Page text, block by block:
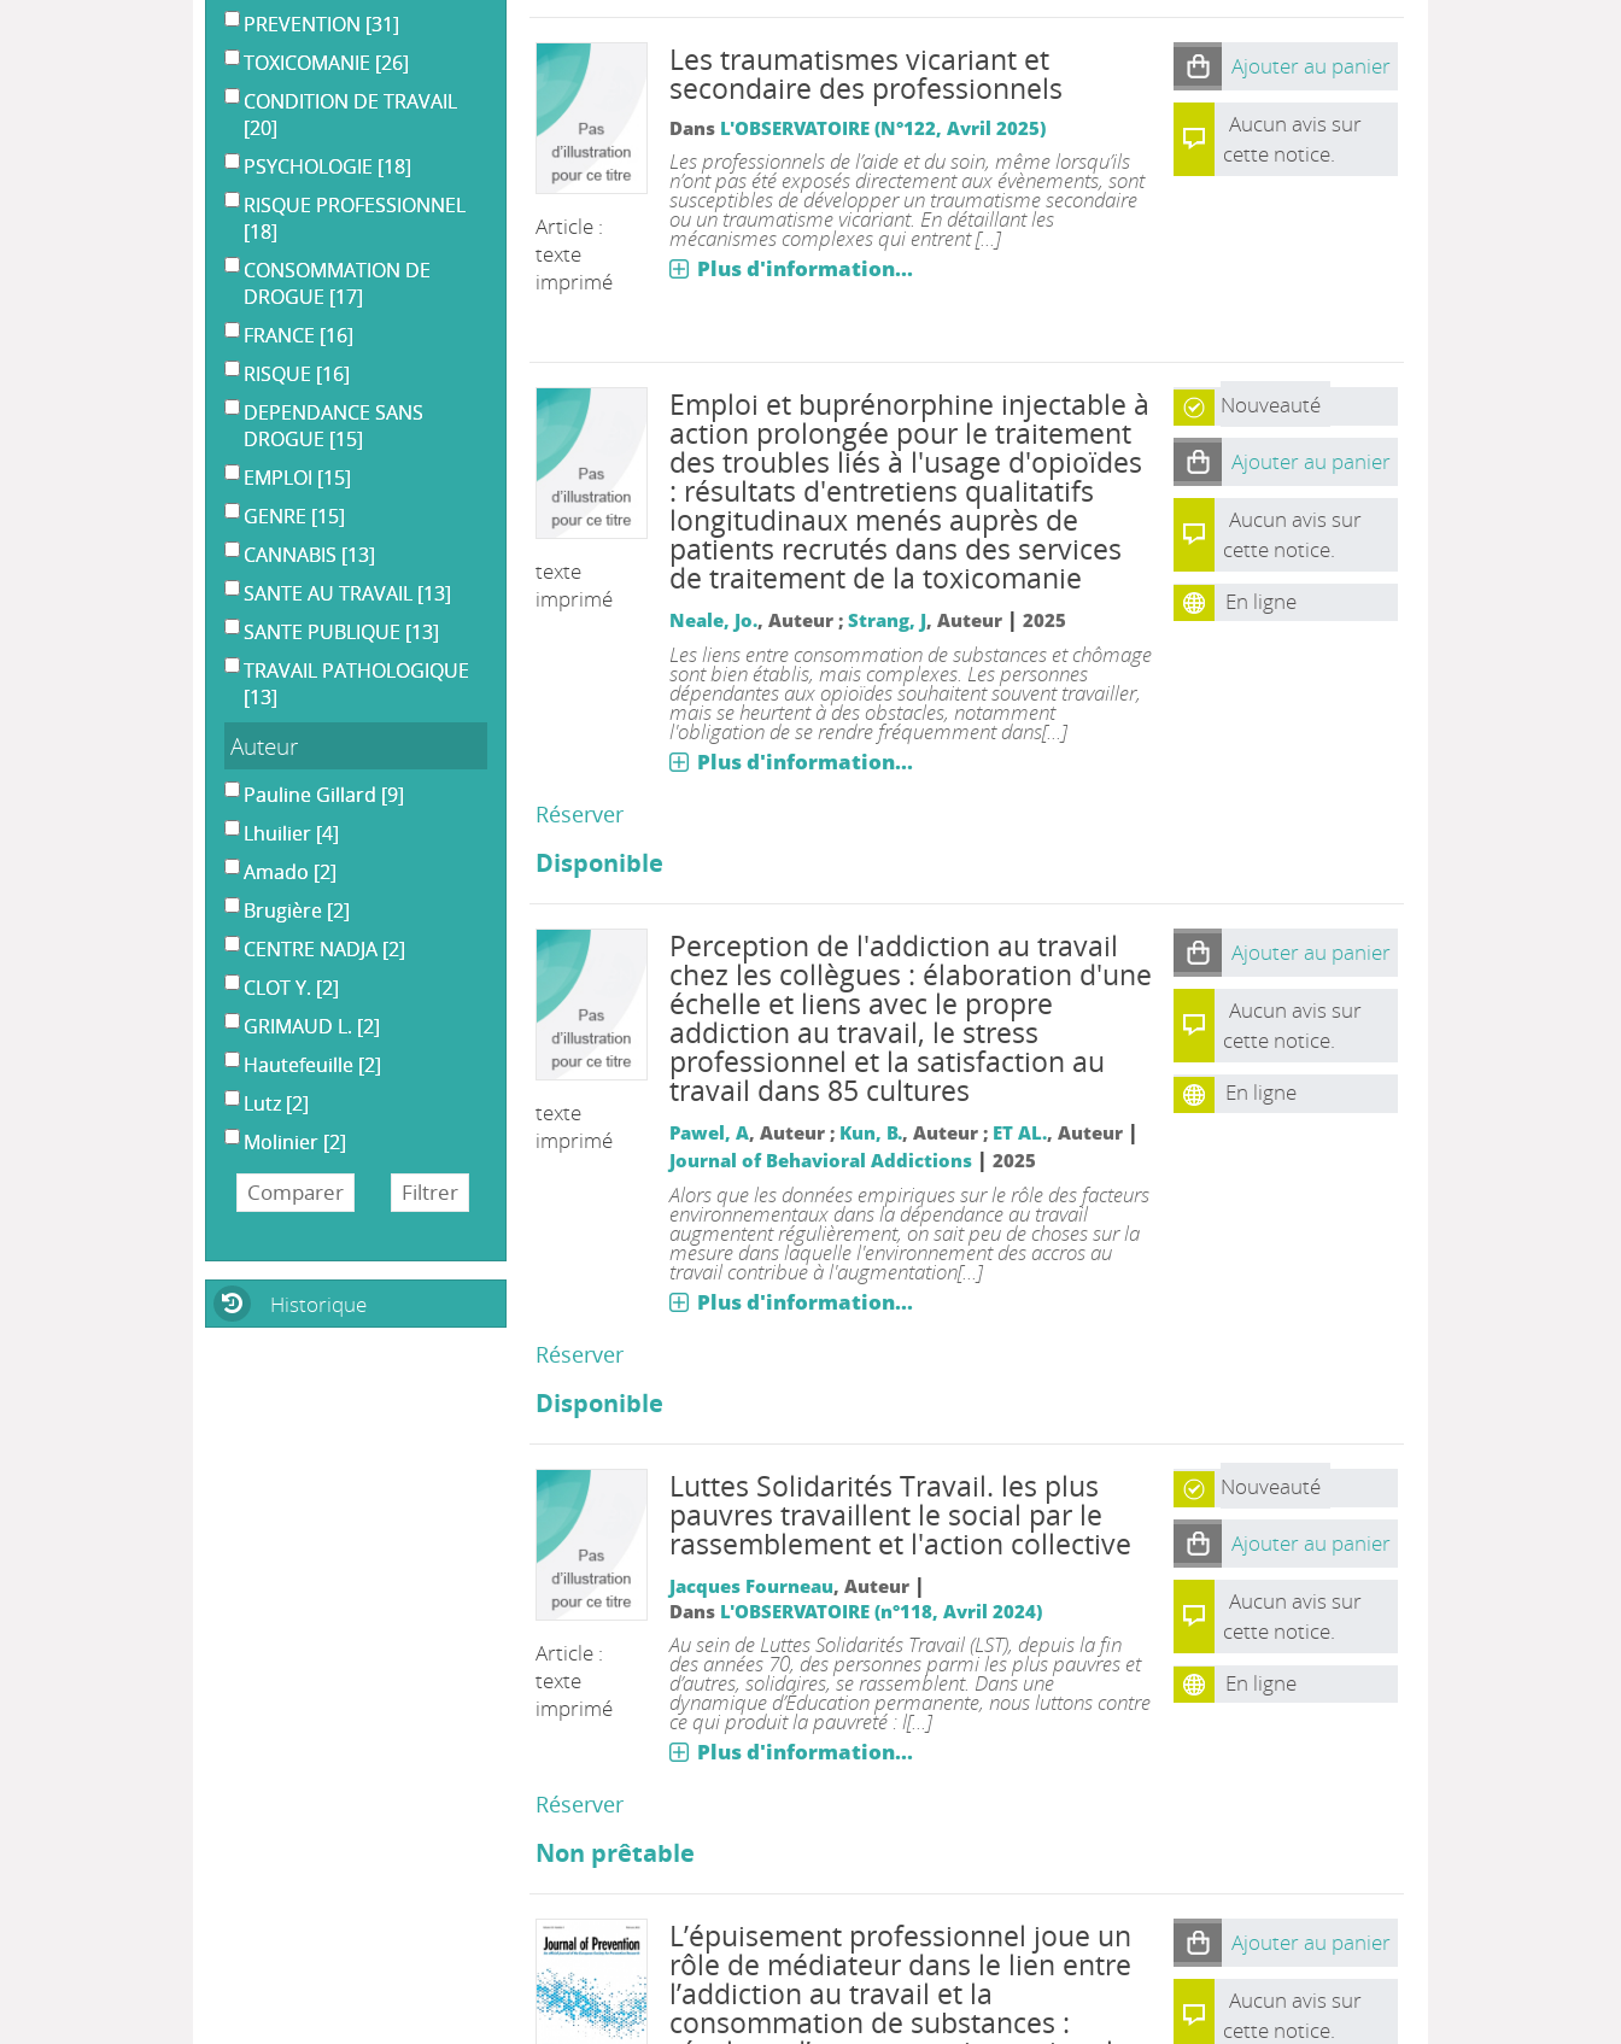
Article :
texte
imprimé
Les traumatismes vicariant et
secondaire des professionnels
Dans L'OBSERVATOIRE (N°122, Avril 2025)
Les professionnels de l’aide et du soin, même lorsqu’ils
n’ont pas été exposés directement aux évènements, sont
susceptibles de développer un traumatisme secondaire
ou un traumatisme vicariant. En détaillant les
mécanismes complexes qui entrent [...]
Plus d'information...
Ajouter au panier
Aucun avis sur
cette notice.
texte
imprimé
Emploi et buprénorphine injectable à
action prolongée pour le traitement
des troubles liés à l'usage d'opioïdes
: résultats d'entretiens qualitatifs
longitudinaux menés auprès de
patients recrutés dans des services
de traitement de la toxicomanie
Neale, Jo., Auteur ; Strang, J, Auteur | 2025
Les liens entre consommation de substances et chômage
sont bien établis, mais complexes. Les personnes
dépendantes aux opioïdes souhaitent souvent travailler,
mais se heurtent à des obstacles, notamment
l'obligation de se rendre fréquemment dans[...]
Plus d'information...
Nouveauté
Ajouter au panier
Aucun avis sur
cette notice.
En ligne
Réserver
Disponible
texte
imprimé
Perception de l'addiction au travail
chez les collègues : élaboration d'une
échelle et liens avec le propre
addiction au travail, le stress
professionnel et la satisfaction au
travail dans 85 cultures
Pawel, A, Auteur ; Kun, B., Auteur ; ET AL., Auteur |
Journal of Behavioral Addictions| 2025
Alors que les données empiriques sur le rôle des facteurs
environnementaux dans la dépendance au travail
augmentent régulièrement, on sait peu de choses sur la
mesure dans laquelle l'environnement des accros au
travail contribue à l'augmentation[...]
Plus d'information...
Ajouter au panier
Aucun avis sur
cette notice.
En ligne
Réserver
Disponible
Article :
texte
imprimé
Luttes Solidarités Travail. les plus
pauvres travaillent le social par le
rassemblement et l'action collective
Jacques Fourneau, Auteur |
Dans L'OBSERVATOIRE (n°118, Avril 2024)
Au sein de Luttes Solidarités Travail (LST), depuis la fin
des années 70, des personnes parmi les plus pauvres et
d’autres, solidaires, se rassemblent. Dans une
dynamique d’Éducation permanente, nous luttons contre
ce qui produit la pauvreté : l[...]
Plus d'information...
Nouveauté
Ajouter au panier
Aucun avis sur
cette notice.
En ligne
Réserver
Non prêtable
L’épuisement professionnel joue un
rôle de médiateur dans le lien entre
l’addiction au travail et la
consommation de substances :
Ajouter au panier
Aucun avis sur
cette notice.
PREVENTION [31]
TOXICOMANIE [26]
CONDITION DE TRAVAIL
[20]
PSYCHOLOGIE [18]
RISQUE PROFESSIONNEL
[18]
CONSOMMATION DE
DROGUE [17]
FRANCE [16]
RISQUE [16]
DEPENDANCE SANS
DROGUE [15]
EMPLOI [15]
GENRE [15]
CANNABIS [13]
SANTE AU TRAVAIL [13]
SANTE PUBLIQUE [13]
TRAVAIL PATHOLOGIQUE
[13]
Auteur
Pauline Gillard [9]
Lhuilier [4]
Amado [2]
Brugière [2]
CENTRE NADJA [2]
CLOT Y. [2]
GRIMAUD L. [2]
Hautefeuille [2]
Lutz [2]
Molinier [2]
Historique